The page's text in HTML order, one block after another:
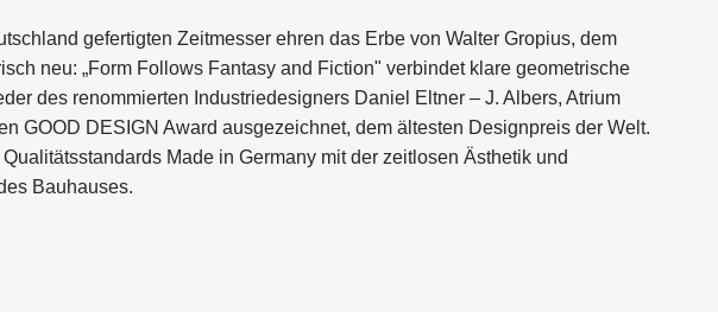
gefertigten Zeitmesser ehren das Erbe von Walter Gropius, dem
neu: „Form Follows Fantasy and Fiction" verbindet klare geometrische
des renommierten Industriedesigners Daniel Eltner – J. Albers, Atrium
GOOD DESIGN Award ausgezeichnet, dem ältesten Designpreis der Welt.
Made in Germany mit der zeitlosen Ästhetik und
Bauhauses.